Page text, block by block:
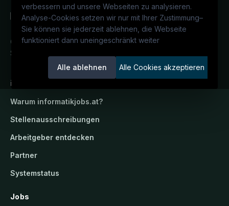
verbessern und unsere Webseiten zu analysieren.
Analyse-Cookies setzen wir nur mit Ihrer Zustimmung–
Sie können sie jederzeit ablehnen, die Webseite
funktioniert dann uneingeschränkt weiter
Alle ablehnen Alle Cookies akzeptieren
Österreichs IT-Karriereportal.Ein
Service der candidatis GmbH.
informatikjobs.at
Warum informatikjobs.at?
Stellenausschreibungen
Arbeitgeber entdecken
Partner
Systemstatus
Jobs